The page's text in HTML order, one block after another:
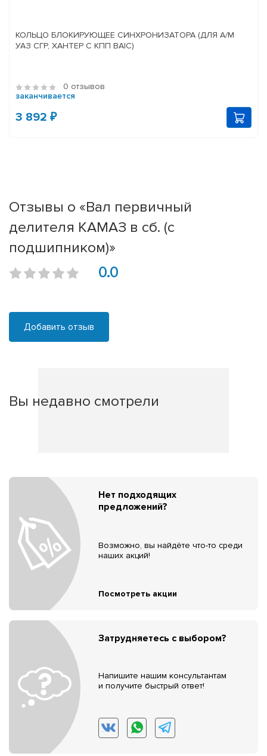
КОЛЬЦО БЛОКИРУЮЩЕЕ СИНХРОНИЗАТОРА (ДЛЯ А/М
УАЗ СГР, ХАНТЕР С КПП BAIC)
0 отзывов
заканчивается
3 892 ₽
Отзывы о «Вал первичный
делителя КАМАЗ в сб. (с
подшипником)»
0.0
Добавить отзыв
Вы недавно смотрели
Нет подходящих
предложений?
Возможно, вы найдёте что-то среди
наших акций!
Посмотреть акции
Затрудняетесь с выбором?
Напишите нашим консультантам
и получите быстрый ответ!